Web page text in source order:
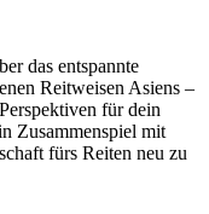
das entspannte
Reitweisen Asiens –
für dein
Zusammenspiel mit
fürs Reiten neu zu